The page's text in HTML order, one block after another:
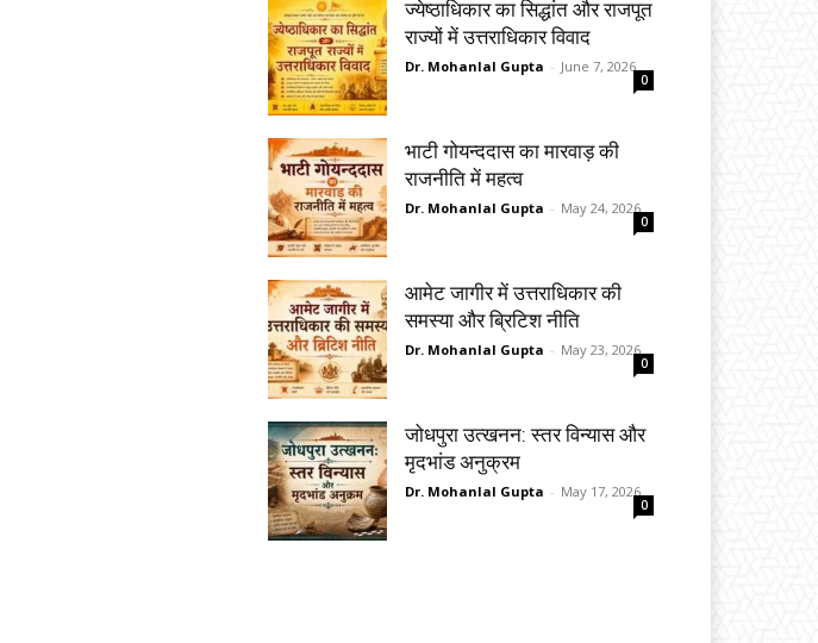
ज्येष्ठाधिकार का सिद्धांत और राजपूत
राज्यों में उत्तराधिकार विवाद
Dr. Mohanlal Gupta - June 7, 2026
0
भाटी गोयन्ददास का मारवाड़ की
राजनीति में महत्व
Dr. Mohanlal Gupta - May 24, 2026
0
आमेट जागीर में उत्तराधिकार की
समस्या और ब्रिटिश नीति
Dr. Mohanlal Gupta - May 23, 2026
0
जोधपुरा उत्खनन: स्तर विन्यास और
मृदभांड अनुक्रम
Dr. Mohanlal Gupta - May 17, 2026
0